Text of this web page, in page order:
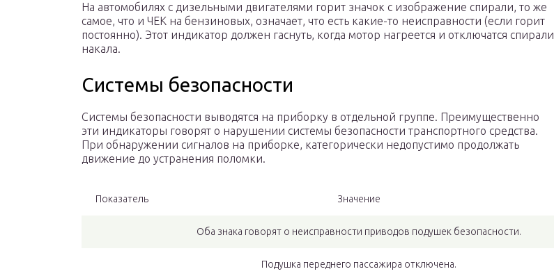
На автомобилях с дизельными двигателями горит значок с изображение спирали, то же
самое, что и ЧЕК на бензиновых, означает, что есть какие-то неисправности (если горит
постоянно). Этот индикатор должен гаснуть, когда мотор нагреется и отключатся спирали
накала.
Системы безопасности
Системы безопасности выводятся на приборку в отдельной группе. Преимущественно
эти индикаторы говорят о нарушении системы безопасности транспортного средства.
При обнаружении сигналов на приборке, категорически недопустимо продолжать
движение до устранения поломки.
Показатель Значение
Оба знака говорят о неисправности приводов подушек безопасности.
Подушка переднего пассажира отключена.